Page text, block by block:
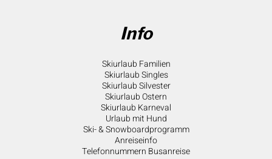
Info
Skiurlaub Familien
Skiurlaub Singles
Skiurlaub Silvester
Skiurlaub Ostern
Skiurlaub Karneval
Urlaub mit Hund
Ski- & Snowboardprogramm
Anreiseinfo
Telefonnummern Busanreise